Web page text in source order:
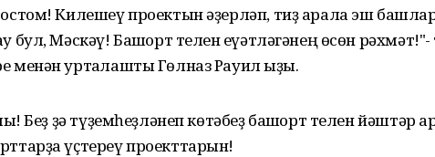
остом! Килешеү проектын әҙерләп, тиҙ арала эш
бул, Мәскәү! Башҡорт телен ҡеүәтләгәнең өсөн
менән уртаҡлашты Гөлназ Рауил ҡыҙы.
Беҙ ҙә түҙемһеҙләнеп көтәбеҙ башҡорт телен йәштәр
үҫтереү проекттарын!